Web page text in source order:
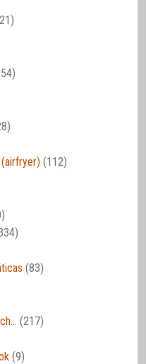
(112)
(83)
(217)
(9)